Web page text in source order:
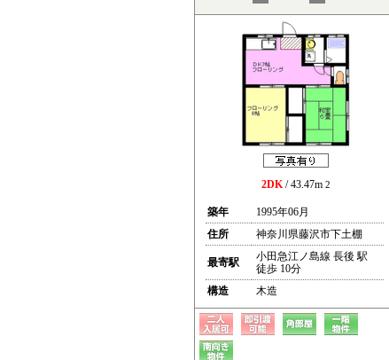
2DK/ 43.47m 2
築年
1995年06月
住所
神奈川県藤沢市下土棚
最寄駅
小田急江ノ島線 長後 駅
徒歩 10分
構造
木造